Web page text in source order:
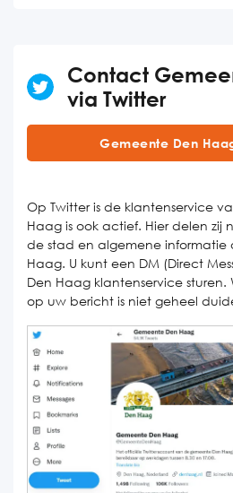
Contact
via Twitter
Gemeente Den
Op Twitter is de klantenservice
Haag is ook actief. Hier delen zij
de stad en algemene informatie
Haag. U kunt een DM (Direct
Den Haag klantenservice sturen.
op uw bericht is niet geheel